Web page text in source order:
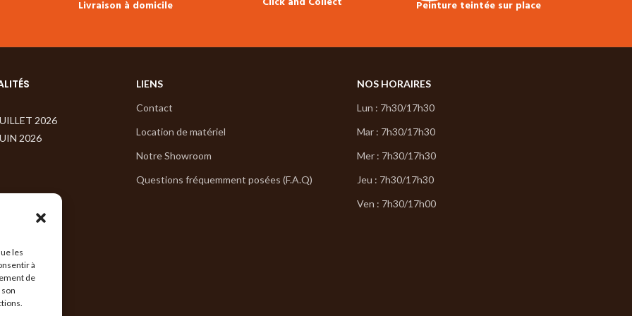
les
à
de
Livraison à domicile Peinture teintée sur place
2026
2026
LIENS
Contact
Location de matériel
Notre Showroom
Questions fréquemment posées (F.A.Q)
NOS HORAIRES
Lun : 7h30/17h30
Mar : 7h30/17h30
Mer : 7h30/17h30
Jeu : 7h30/17h30
Ven : 7h30/17h00